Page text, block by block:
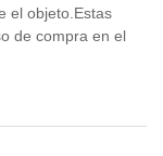
el objeto.Estas
de compra en el